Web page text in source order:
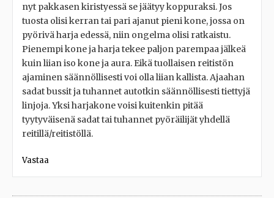
nyt pakkasen kiristyessä se jäätyy koppuraksi. Jos
tuosta olisi kerran tai pari ajanut pieni kone, jossa on
pyörivä harja edessä, niin ongelma olisi ratkaistu.
Pienempi kone ja harja tekee paljon parempaa jälkeä
kuin liian iso kone ja aura. Eikä tuollaisen reitistön
ajaminen säännöllisesti voi olla liian kallista. Ajaahan
sadat bussit ja tuhannet autotkin säännöllisesti tiettyjä
linjoja. Yksi harjakone voisi kuitenkin pitää
tyytyväisenä sadat tai tuhannet pyöräilijät yhdellä
reitillä/reitistöllä.
Vastaa